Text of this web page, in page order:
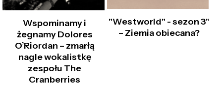
Wspominamy i
żegnamy Dolores
O’Riordan – zmarłą
nagle wokalistkę
zespołu The
Cranberries
"Westworld" - sezon 3"
– Ziemia obiecana?